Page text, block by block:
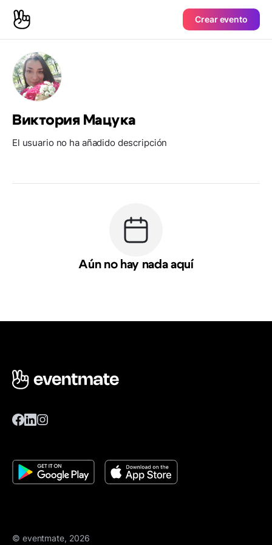
Crear evento
Виктория Мацука
El usuario no ha añadido descripción
Aún no hay nada aquí
© eventmate, 2026